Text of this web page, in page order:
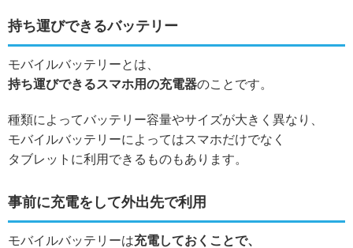
持ち運びできるバッテリー
モバイルバッテリーとは、
持ち運びできるスマホ用の充電器のことです。
種類によってバッテリー容量やサイズが大きく異なり、
モバイルバッテリーによってはスマホだけでなく
タブレットに利用できるものもあります。
事前に充電をして外出先で利用
モバイルバッテリーは充電しておくことで、